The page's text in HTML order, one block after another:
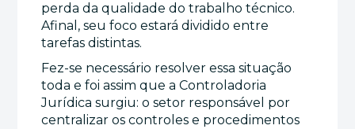
perda da qualidade do trabalho técnico.
Afinal, seu foco estará dividido entre
tarefas distintas.
Fez-se necessário resolver essa situação
toda e foi assim que a Controladoria
Jurídica surgiu: o setor responsável por
centralizar os controles e procedimentos